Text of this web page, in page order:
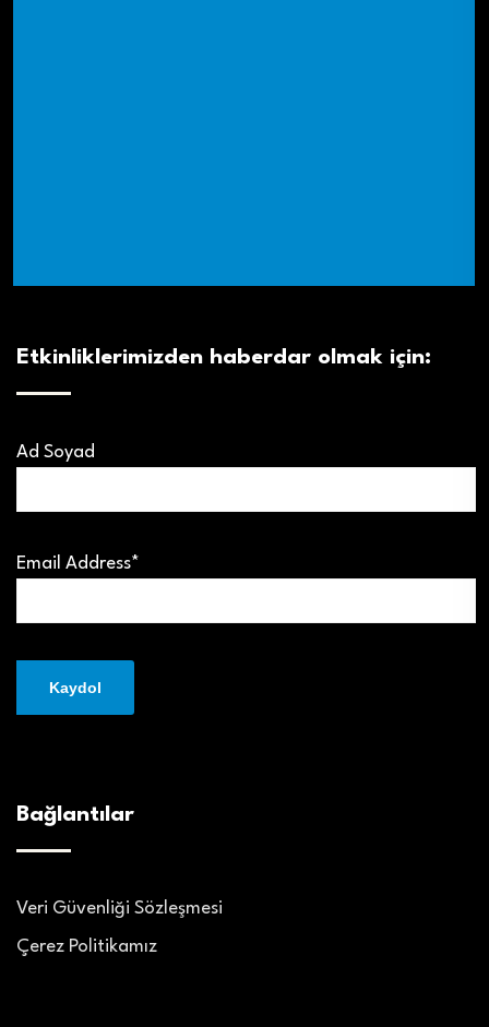
Etkinliklerimizden haberdar olmak için:
Ad Soyad
Email Address*
Bağlantılar
Veri Güvenliği Sözleşmesi
Çerez Politikamız